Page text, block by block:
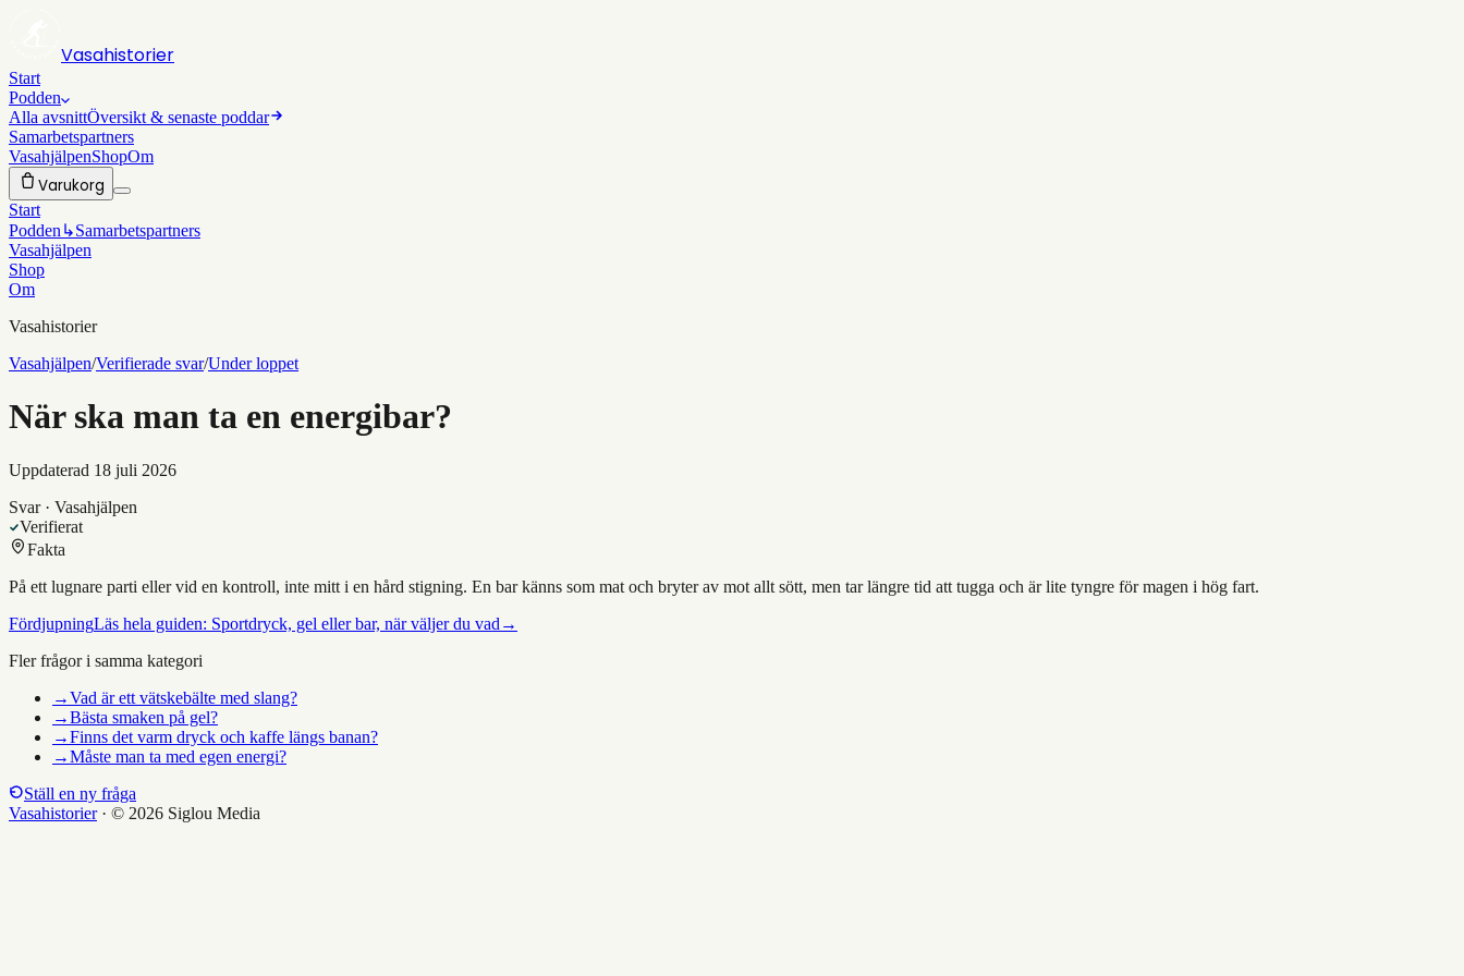
Vasahistorier
Start
Podden
Alla avsnittÖversikt & senaste poddar
Samarbetspartners
VasahjälpenShopOm
Varukorg
Start
Podden ↳Samarbetspartners
Vasahjälpen
Shop
Om
Vasahistorier
Vasahjälpen/Verifierade svar/Under loppet
När ska man ta en energibar?
Uppdaterad 18 juli 2026
Svar · Vasahjälpen
Verifierat
Fakta
På ett lugnare parti eller vid en kontroll, inte mitt i en hård stigning. En bar känns som mat och bryter av mot allt sött, men tar längre tid att tugga och är lite tyngre för magen i hög fart.
FördjupningLäs hela guiden: Sportdryck, gel eller bar, när väljer du vad →
Fler frågor i samma kategori
→Vad är ett vätskebälte med slang?
→Bästa smaken på gel?
→Finns det varm dryck och kaffe längs banan?
→Måste man ta med egen energi?
Ställ en ny fråga
Vasahistorier· © 2026 Siglou Media